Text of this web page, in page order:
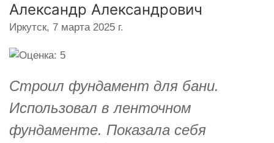
Александр Александрович
Иркутск, 7 марта 2025 г.
Строил фундамент для бани.
Использовал в ленточном
фундаменте. Показала себя